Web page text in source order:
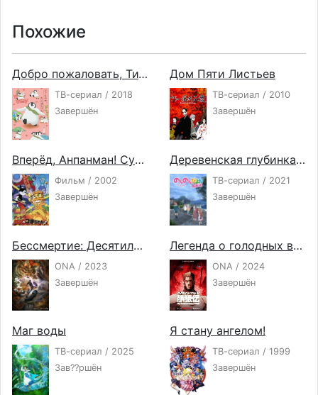
Похожие
Добро пожаловать, Титосэ
ТВ-сериал / 2018
Завершён
Дом Пяти Листьев
ТВ-сериал / 2010
Завершён
Вперёд, Анпанман! Суширолл Маки-чан и Золотой Камамэшидон
Фильм / 2002
Завершён
Деревенская глубинка 3
ТВ-сериал / 2021
Завершён
Бессмертие: Десятилетнее соглашение
ONA / 2023
Завершён
Легенда о голодных волках: Путь одинокого волка
ONA / 2024
Завершён
Маг воды
ТВ-сериал / 2025
Зав??ршён
Я стану ангелом!
ТВ-сериал / 1999
Завершён